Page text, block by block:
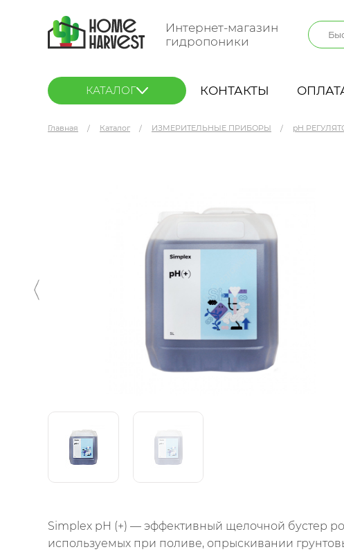
Интернет-магазин
гидропоники
КАТАЛОГ КОНТАКТЫ
Главная Каталог ИЗМЕРИТЕЛЬНЫЕ ПРИБОРЫ pH
Simplex pH (+) — эффективный щелочной бустер
используемых при поливе, опрыскивании